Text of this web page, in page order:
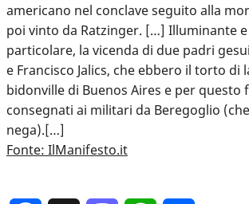
americano nel conclave seguito alla
poi vinto da Ratzinger. […] Illuminante
particolare, la vicenda di due padri
e Francisco Jalics, che ebbero il torto di
bidonville di Buenos Aires e per questo
consegnati ai militari da Beregoglio
nega).[…]
Fonte: IlManifesto.it